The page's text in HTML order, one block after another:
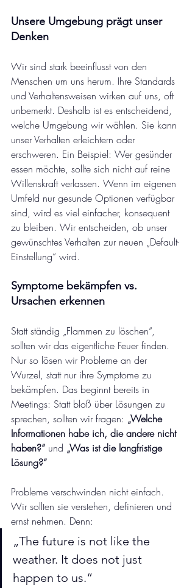
Unsere Umgebung prägt unser
Denken
Wir sind stark beeinflusst von den
Menschen um uns herum. Ihre Standards
und Verhaltensweisen wirken auf uns, oft
unbemerkt. Deshalb ist es entscheidend,
welche Umgebung wir wählen. Sie kann
unser Verhalten erleichtern oder
erschweren. Ein Beispiel: Wer gesünder
essen möchte, sollte sich nicht auf reine
Willenskraft verlassen. Wenn im eigenen
Umfeld nur gesunde Optionen verfügbar
sind, wird es viel einfacher, konsequent
zu bleiben. Wir entscheiden, ob unser
gewünschtes Verhalten zur neuen „Default-
Einstellung“ wird.
Symptome bekämpfen vs.
Ursachen erkennen
Statt ständig „Flammen zu löschen“,
sollten wir das eigentliche Feuer finden.
Nur so lösen wir Probleme an der
Wurzel, statt nur ihre Symptome zu
bekämpfen. Das beginnt bereits in
Meetings: Statt bloß über Lösungen zu
sprechen, sollten wir fragen: „Welche
Informationen habe ich, die andere nicht
haben?“ und „Was ist die langfristige
Lösung?“
Probleme verschwinden nicht einfach.
Wir sollten sie verstehen, definieren und
ernst nehmen. Denn:
„The future is not like the
weather. It does not just
happen to us.“